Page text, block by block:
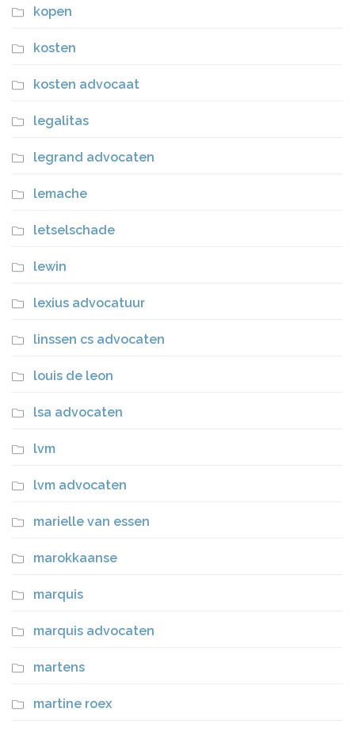
kopen
kosten
kosten advocaat
legalitas
legrand advocaten
lemache
letselschade
lewin
lexius advocatuur
linssen cs advocaten
louis de leon
lsa advocaten
lvm
lvm advocaten
marielle van essen
marokkaanse
marquis
marquis advocaten
martens
martine roex